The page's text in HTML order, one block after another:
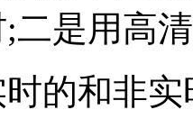
二是用高
的和非